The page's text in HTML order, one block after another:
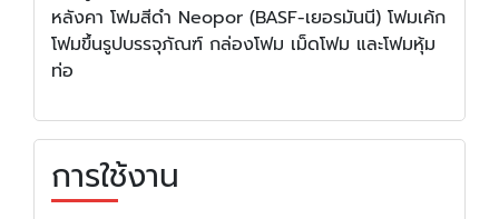
หลังคา โฟมสีดำ Neopor (BASF-เยอรมันนี) โฟมเค้ก
โฟมขึ้นรูปบรรจุภัณฑ์ กล่องโฟม เม็ดโฟม และโฟมหุ้ม
ท่อ
การใช้งาน